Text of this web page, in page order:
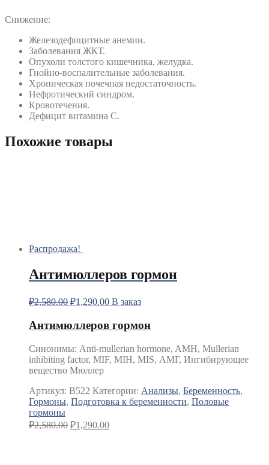
Снижение:
Железодефицитные анемии.
Заболевания ЖКТ.
Опухоли толстого кишечника, желудка.
Гнойно-воспалительные заболевания.
Хроническая почечная недостаточность.
Нефротический синдром.
Кровотечения.
Дефицит витамина C.
Похожие товары
Распродажа!
Антимюллеров гормон
₽2,580.00 ₽1,290.00 В заказ
Антимюллеров гормон
Синонимы: Anti-mullerian hormone, AMH, Mullerian
inhibiting factor, MIF, MIH, MIS, АМГ, Ингибирующее
вещество Мюллер
Артикул: B522 Категории: Анализы, Беременность,
Гормоны, Подготовка к беременности, Половые
гормоны
₽2,580.00 ₽1,290.00